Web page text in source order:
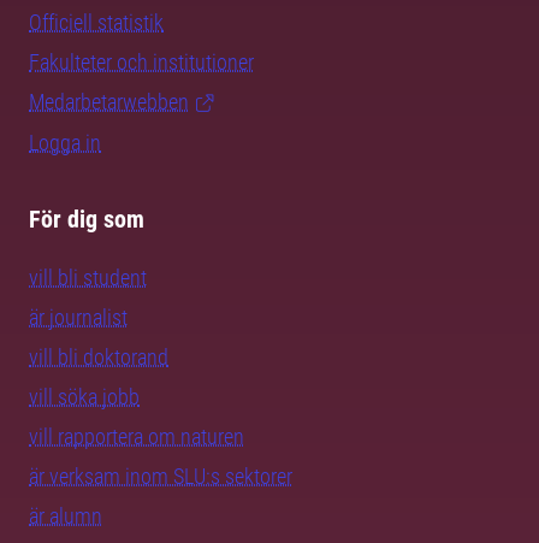
Officiell statistik
Fakulteter och institutioner
Medarbetarwebben
Logga in
För dig som
vill bli student
är journalist
vill bli doktorand
vill söka jobb
vill rapportera om naturen
är verksam inom SLU:s sektorer
är alumn